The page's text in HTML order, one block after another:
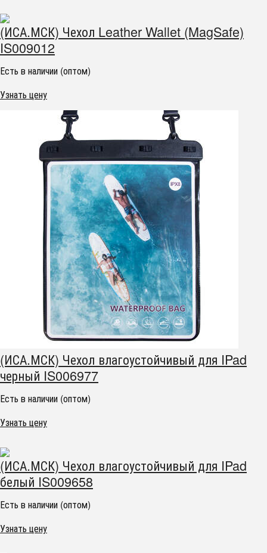
(ИСА.МСК) Чехол Leather Wallet (MagSafe)
IS009012
Есть в наличии (оптом)
Узнать цену
(ИСА.МСК) Чехол влагоустойчивый для IPad
черный IS006977
Есть в наличии (оптом)
Узнать цену
(ИСА.МСК) Чехол влагоустойчивый для IPad
белый IS009658
Есть в наличии (оптом)
Узнать цену